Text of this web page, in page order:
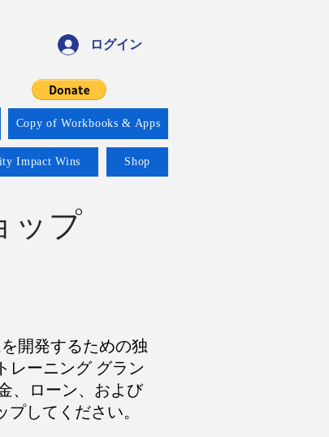
ログイン
Copy of Workbooks & Apps
Impact Wins Shop
ップ
開発するための独
レーニング グラン
、ローン、および
してください。